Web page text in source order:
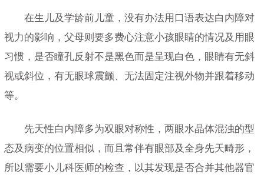
在生儿及学龄前儿童，没有办法用口语表达白内障对
视力的影响，父母则要多费心注意小孩眼睛的情况及用眼
习惯，是否瞳孔反射不是黑色而是呈现白色，眼睛有无斜
视或斜位，有无眼球震颤、无法固定注视外物并跟着移动
等。
先天性白内障多为双眼对称性，两眼水晶体混浊的型
态及病变的位置相似，而且常伴有眼部及全身先天畸形，
所以需要小儿科医师的检查，以其发现是否合并其他器官